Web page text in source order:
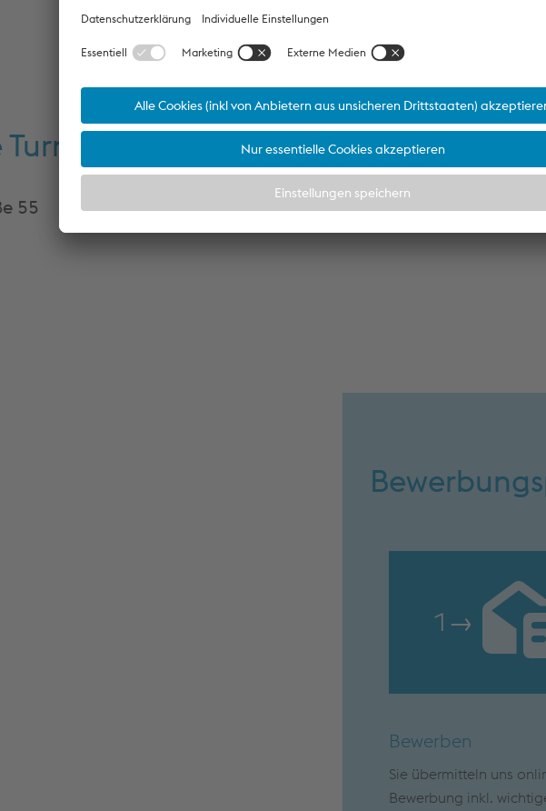
Technology Germany GmbH
55
1 →
Bewerben
Sie übermitteln uns
Bewerbung inkl.